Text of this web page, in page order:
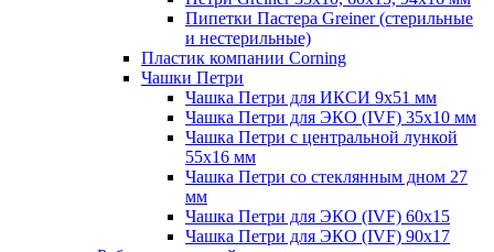
Пипетки Пастера Greiner (стерильные
и нестерильные)
Пластик компании Corning
Чашки Петри
Чашка Петри для ИКСИ 9x51 мм
Чашка Петри для ЭКО (IVF) 35x10 мм
Чашка Петри с центральной лункой
55x16 мм
Чашка Петри со стеклянным дном 27
мм
Чашка Петри для ЭКО (IVF) 60х15
Чашка Петри для ЭКО (IVF) 90х17